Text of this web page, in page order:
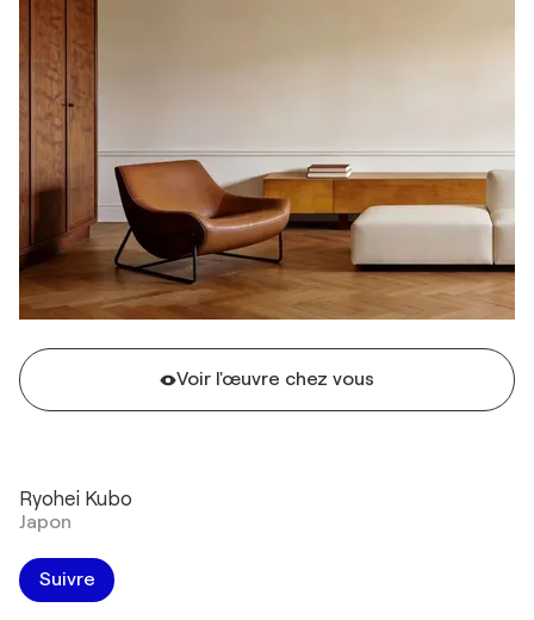
Voir l'œuvre chez vous
Ryohei Kubo
Japon
Suivre